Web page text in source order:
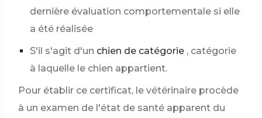
dernière évaluation comportementale si elle
a été réalisée
S'il s'agit d'un chien de catégorie , catégorie
à laquelle le chien appartient.
Pour établir ce certificat, le vétérinaire procède
à un examen de l'état de santé apparent du